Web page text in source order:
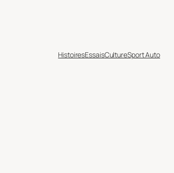
HistoiresEssaisCultureSport Auto